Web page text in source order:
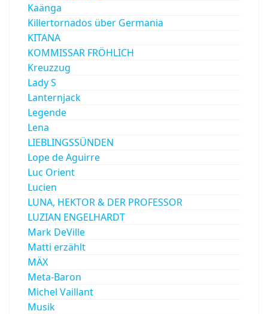
Kaänga
Killertornados über Germania
KITANA
KOMMISSAR FRÖHLICH
Kreuzzug
Lady S
Lanternjack
Legende
Lena
LIEBLINGSSÜNDEN
Lope de Aguirre
Luc Orient
Lucien
LUNA, HEKTOR & DER PROFESSOR
LUZIAN ENGELHARDT
Mark DeVille
Matti erzählt
MÄX
Meta-Baron
Michel Vaillant
Musik